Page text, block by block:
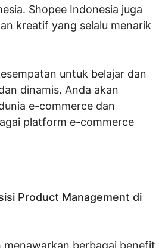
Shopee Indonesia juga
kreatif yang selalu menarik
untuk belajar dan
dinamis. Anda akan
e-commerce dan
platform e-commerce
Product Management di
berbagai benefit,